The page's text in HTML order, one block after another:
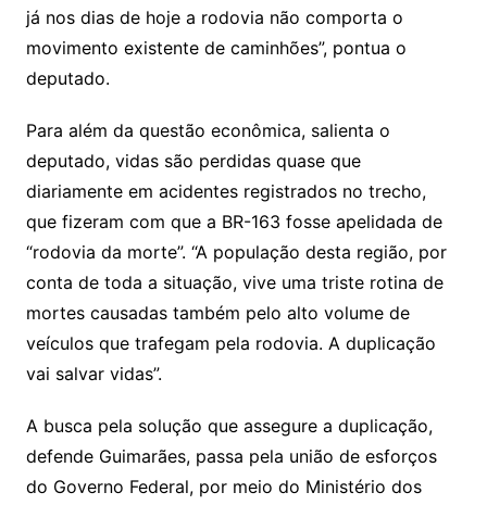
já nos dias de hoje a rodovia não comporta o
movimento existente de caminhões”, pontua o
deputado.
Para além da questão econômica, salienta o
deputado, vidas são perdidas quase que
diariamente em acidentes registrados no trecho,
que fizeram com que a BR-163 fosse apelidada de
“rodovia da morte”. “A população desta região, por
conta de toda a situação, vive uma triste rotina de
mortes causadas também pelo alto volume de
veículos que trafegam pela rodovia. A duplicação
vai salvar vidas”.
A busca pela solução que assegure a duplicação,
defende Guimarães, passa pela união de esforços
do Governo Federal, por meio do Ministério dos